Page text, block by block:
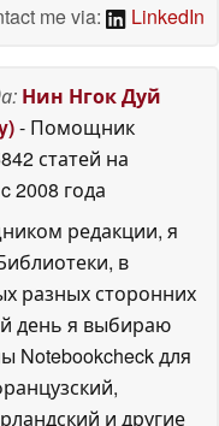
me via:
LinkedIn
Нин Нгок Дуй
- Помощник
статей на
c 2008 года
редакции, я
в
разных сторонних
день я выбираю
Notebookcheck для
и другие